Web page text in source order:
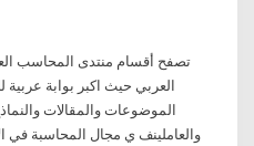
تصفح أقسام منتدى المحاسب
العربي حيث اكبر بوابة
الموضوعات والمقالات
والعاملينف ي مجال المحاسبة في